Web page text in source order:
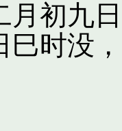
月初九
巳时没